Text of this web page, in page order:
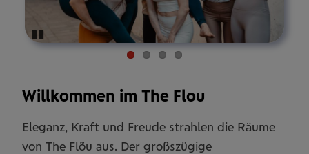
Willkommen im The Flou
Eleganz, Kraft und Freude strahlen die Räume
von The Flõu aus. Der großszügige